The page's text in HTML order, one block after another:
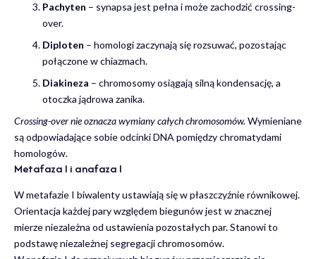
Pachyten – synapsa jest pełna i może zachodzić crossing-
over.
Diploten – homologi zaczynają się rozsuwać, pozostając
połączone w chiazmach.
Diakineza – chromosomy osiągają silną kondensację, a
otoczka jądrowa zanika.
Crossing-over nie oznacza wymiany całych chromosomów. Wymieniane
są odpowiadające sobie odcinki DNA pomiędzy chromatydami
homologów.
Metafaza I i anafaza I
W metafazie I biwalenty ustawiają się w płaszczyźnie równikowej.
Orientacja każdej pary względem biegunów jest w znacznej
mierze niezależna od ustawienia pozostałych par. Stanowi to
podstawę niezależnej segregacji chromosomów.